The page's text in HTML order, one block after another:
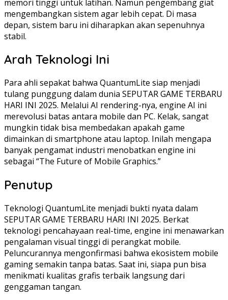
memori tinggi untuk latihan. Namun pengembang giat
mengembangkan sistem agar lebih cepat. Di masa
depan, sistem baru ini diharapkan akan sepenuhnya
stabil.
Arah Teknologi Ini
Para ahli sepakat bahwa QuantumLite siap menjadi
tulang punggung dalam dunia SEPUTAR GAME TERBARU
HARI INI 2025. Melalui AI rendering-nya, engine AI ini
merevolusi batas antara mobile dan PC. Kelak, sangat
mungkin tidak bisa membedakan apakah game
dimainkan di smartphone atau laptop. Inilah mengapa
banyak pengamat industri menobatkan engine ini
sebagai “The Future of Mobile Graphics.”
Penutup
Teknologi QuantumLite menjadi bukti nyata dalam
SEPUTAR GAME TERBARU HARI INI 2025. Berkat
teknologi pencahayaan real-time, engine ini menawarkan
pengalaman visual tinggi di perangkat mobile.
Peluncurannya mengonfirmasi bahwa ekosistem mobile
gaming semakin tanpa batas. Saat ini, siapa pun bisa
menikmati kualitas grafis terbaik langsung dari
genggaman tangan.